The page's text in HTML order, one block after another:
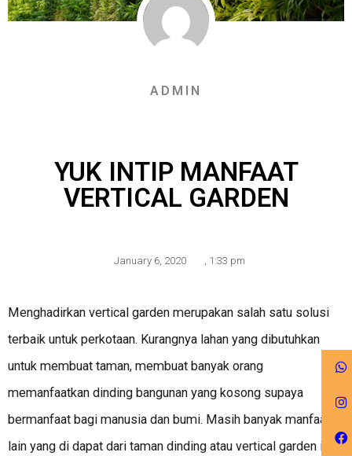
ADMIN
YUK INTIP MANFAAT
VERTICAL GARDEN
January 6, 2020 1:33 pm
Menghadirkan vertical garden merupakan salah satu solusi
terbaik untuk perkotaan. Kurangnya lahan yang dibutuhkan
untuk membuat taman, membuat banyak orang
memanfaatkan dinding bangunan yang kosong supaya
bermanfaat bagi manusia dan bumi. Masih banyak manfaat
lain yang di dapat dari taman dinding atau vertical garden ini,